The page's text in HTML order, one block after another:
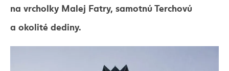
na vrcholky Malej Fatry, samotnú Terchovú
a okolité dediny.